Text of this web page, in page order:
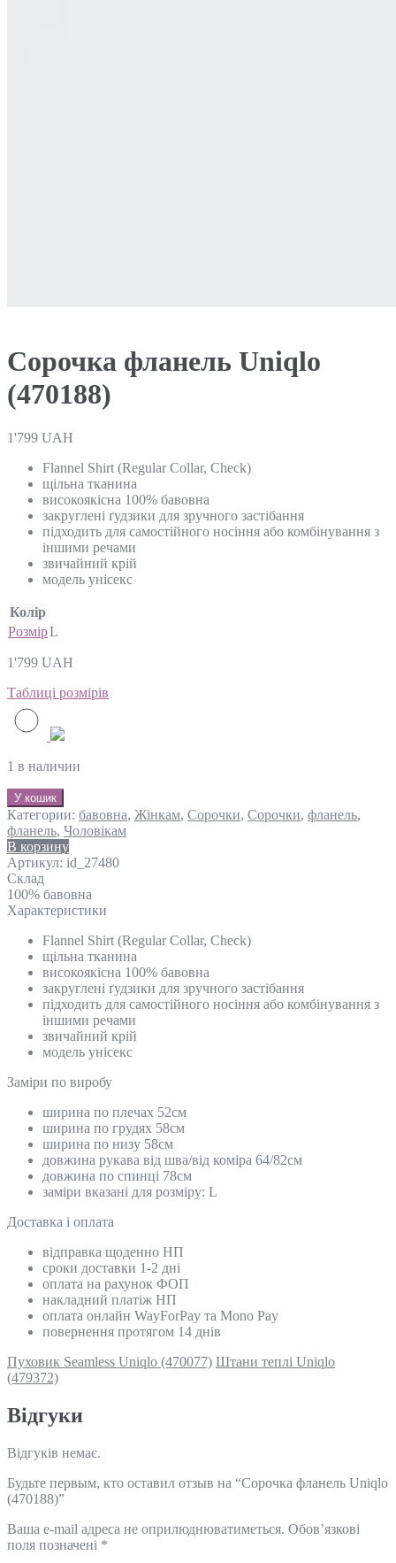
Сорочка фланель Uniqlo
(470188)
1'799 UAH
Flannel Shirt (Regular Collar, Check)
щільна тканина
високоякісна 100% бавовна
закруглені ґудзики для зручного застібання
підходить для самостійного носіння або комбінування з
іншими речами
звичайний крій
модель унісекс
Колір
РозмірL
1'799 UAH
Таблиці розмірів
1 в наличии
У кошик
Категории: бавовна, Жінкам, Сорочки, Сорочки, фланель,
фланель, Чоловікам
В корзину
Артикул: id_27480
Склад
100% бавовна
Характеристики
Flannel Shirt (Regular Collar, Check)
щільна тканина
високоякісна 100% бавовна
закруглені ґудзики для зручного застібання
підходить для самостійного носіння або комбінування з
іншими речами
звичайний крій
модель унісекс
Замiри по виробу
ширина по плечах 52см
ширина по грудях 58см
ширина по низу 58см
довжина рукава від шва/від коміра 64/82см
довжина по спинці 78см
заміри вказані для розміру: L
Доставка і оплата
відправка щоденно НП
сроки доставки 1-2 дні
оплата на рахунок ФОП
накладний платіж НП
оплата онлайн WayForPay та Mono Pay
повернення протягом 14 днів
Пуховик Seamless Uniqlo (470077) Штани теплі Uniqlo
(479372)
Відгуки
Відгуків немає.
Будьте первым, кто оставил отзыв на “Сорочка фланель Uniqlo
(470188)”
Ваша e-mail адреса не оприлюднюватиметься. Обов’язкові
поля позначені *